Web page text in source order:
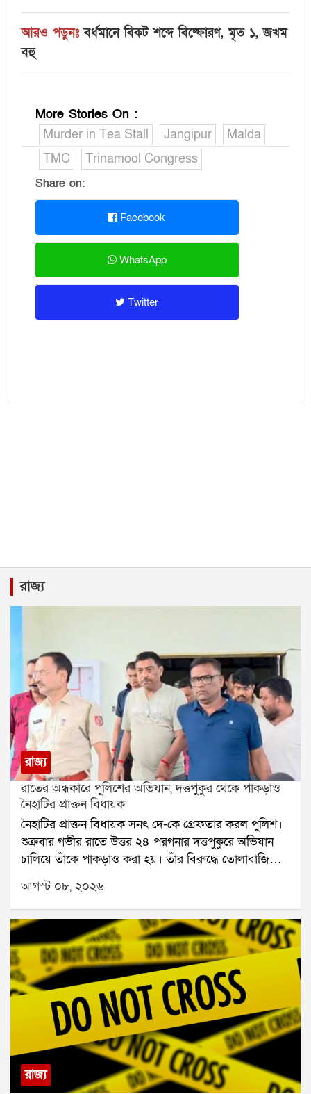
আরও পড়ুনঃ বর্ধমানে বিকট শব্দে বিষ্ফোরণ, মৃত ১, জখম
বহু
More Stories On :
Murder in Tea Stall
Jangipur
Malda
TMC
Trinamool Congress
Share on:
Facebook
WhatsApp
Twitter
রাজ্য
রাজ্য
রাতের অন্ধকারে পুলিশের অভিযান, দত্তপুকুর থেকে পাকড়াও
নৈহাটির প্রাক্তন বিধায়ক
নৈহাটির প্রাক্তন বিধায়ক সনৎ দে-কে গ্রেফতার করল পুলিশ।
শুক্রবার গভীর রাতে উত্তর ২৪ পরগনার দত্তপুকুরে অভিযান
চালিয়ে তাঁকে পাকড়াও করা হয়। তাঁর বিরুদ্ধে তোলাবাজি
এবং ভোট পরবর্তী হিংসার অভিযোগ রয়েছে বলে পুলিশ সূত্রে
জানা গিয়েছে। শনিবার তাঁকে বারাকপুর আদালতে তোলা
হবে।২০২৪ সালের উপনির্বাচনে নৈহাটি বিধানসভা কেন্দ্র
থেকে জয়ী হয়েছিলেন সনৎ দে। তবে তার আগে থেকেই তাঁর
বিরুদ্ধে একাধিক অভিযোগ উঠেছিল। স্থানীয় সূত্রে তাঁর
বিরুদ্ধে তোলাবাজি এবং জমি দখলের অভিযোগ ছিল বলে
জানা যায়। ২০২১ সালের বিধানসভা নির্বাচনের পর ভোট
পরবর্তী হিংসার ঘটনাতেও তাঁর নাম জড়িয়েছিল বলে
অভিযোগ।২০২৬ সালের বিধানসভা নির্বাচনের পর রাজ্যে
রাজনৈতিক পালাবদল হয়। এরপর সনৎ দে-র বিরুদ্ধে থানায়
একাধিক অভিযোগ জমা পড়ে। সেই অভিযোগগুলির ভিত্তিতে
তদন্ত শুরু করে পুলিশ। তদন্তের সূত্র ধরেই শুক্রবার রাতে
দত্তপুকুরে অভিযান চালানো হয়। সেখান থেকেই প্রাক্তন
আগস্ট ০৮, ২০২৬
রাজ্য